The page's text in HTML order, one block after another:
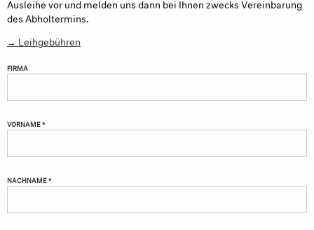
Ausleihe vor und melden uns dann bei Ihnen zwecks Vereinbarung
des Abholtermins.
→ Leihgebühren
FIRMA
VORNAME *
NACHNAME *